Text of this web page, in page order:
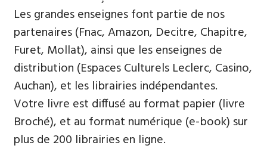
Les grandes enseignes font partie de nos
partenaires (Fnac, Amazon, Decitre, Chapitre,
Furet, Mollat), ainsi que les enseignes de
distribution (Espaces Culturels Leclerc, Casino,
Auchan), et les librairies indépendantes.
Votre livre est diffusé au format papier (livre
Broché), et au format numérique (e-book) sur
plus de 200 librairies en ligne.